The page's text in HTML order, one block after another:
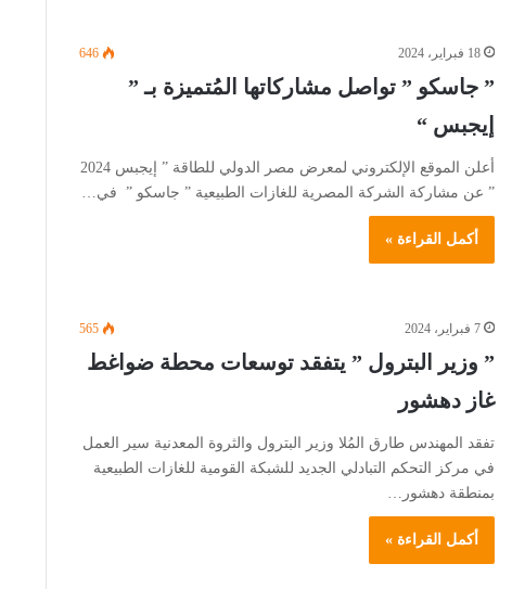
18 فبراير، 2024 646
” جاسكو ” تواصل مشاركاتها المُتميزة بـ ”
إيجبس “
أعلن الموقع الإلكتروني لمعرض مصر الدولي للطاقة ” إيجبس 2024
” عن مشاركة الشركة المصرية للغازات الطبيعية ” جاسكو ” في…
أكمل القراءة »
7 فبراير، 2024 565
” وزير البترول ” يتفقد توسعات محطة ضواغط
غاز دهشور
تفقد المهندس طارق المُلا وزير البترول والثروة المعدنية سير العمل
في مركز التحكم التبادلي الجديد للشبكة القومية للغازات الطبيعية
بمنطقة دهشور…
أكمل القراءة »